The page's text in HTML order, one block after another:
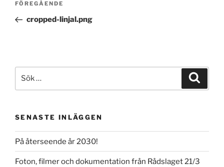
Föregående
inlägg
FÖREGÅENDE
cropped-linjal.png
efter:
SENASTE INLÄGGEN
På återseende år 2030!
Foton, filmer och dokumentation från Rådslaget 21/3